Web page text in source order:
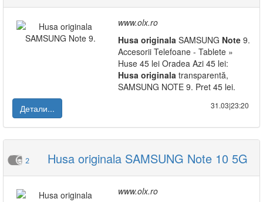
www.olx.ro
Husa originala SAMSUNG Note 9.
Accesorii Telefoane - Tablete »
Huse 45 lei Oradea Azi 45 lei:
Husa originala transparentă,
SAMSUNG NOTE 9. Pret 45 lei.
Детали...
31.03|23:20
2 Husa originala SAMSUNG Note 10 5G
www.olx.ro